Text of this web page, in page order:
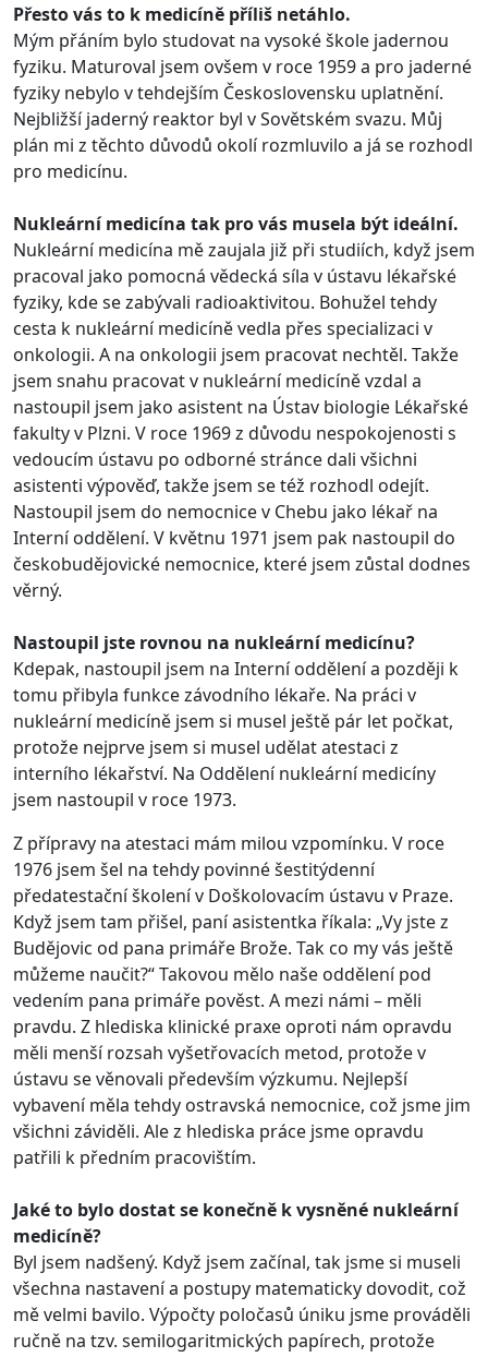
Přesto vás to k medicíně příliš netáhlo.
Mým přáním bylo studovat na vysoké škole jadernou
fyziku. Maturoval jsem ovšem v roce 1959 a pro jaderné
fyziky nebylo v tehdejším Československu uplatnění.
Nejbližší jaderný reaktor byl v Sovětském svazu. Můj
plán mi z těchto důvodů okolí rozmluvilo a já se rozhodl
pro medicínu.
Nukleární medicína tak pro vás musela být ideální.
Nukleární medicína mě zaujala již při studiích, když jsem
pracoval jako pomocná vědecká síla v ústavu lékařské
fyziky, kde se zabývali radioaktivitou. Bohužel tehdy
cesta k nukleární medicíně vedla přes specializaci v
onkologii. A na onkologii jsem pracovat nechtěl. Takže
jsem snahu pracovat v nukleární medicíně vzdal a
nastoupil jsem jako asistent na Ústav biologie Lékařské
fakulty v Plzni. V roce 1969 z důvodu nespokojenosti s
vedoucím ústavu po odborné stránce dali všichni
asistenti výpověď, takže jsem se též rozhodl odejít.
Nastoupil jsem do nemocnice v Chebu jako lékař na
Interní oddělení. V květnu 1971 jsem pak nastoupil do
českobudějovické nemocnice, které jsem zůstal dodnes
věrný.
Nastoupil jste rovnou na nukleární medicínu?
Kdepak, nastoupil jsem na Interní oddělení a později k
tomu přibyla funkce závodního lékaře. Na práci v
nukleární medicíně jsem si musel ještě pár let počkat,
protože nejprve jsem si musel udělat atestaci z
interního lékařství. Na Oddělení nukleární medicíny
jsem nastoupil v roce 1973.
Z přípravy na atestaci mám milou vzpomínku. V roce
1976 jsem šel na tehdy povinné šestitýdenní
předatestační školení v Doškolovacím ústavu v Praze.
Když jsem tam přišel, paní asistentka říkala: „Vy jste z
Budějovic od pana primáře Brože. Tak co my vás ještě
můžeme naučit?“ Takovou mělo naše oddělení pod
vedením pana primáře pověst. A mezi námi – měli
pravdu. Z hlediska klinické praxe oproti nám opravdu
měli menší rozsah vyšetřovacích metod, protože v
ústavu se věnovali především výzkumu. Nejlepší
vybavení měla tehdy ostravská nemocnice, což jsme jim
všichni záviděli. Ale z hlediska práce jsme opravdu
patřili k předním pracovištím.
Jaké to bylo dostat se konečně k vysněné nukleární
medicíně?
Byl jsem nadšený. Když jsem začínal, tak jsme si museli
všechna nastavení a postupy matematicky dovodit, což
mě velmi bavilo. Výpočty poločasů úniku jsme prováděli
ručně na tzv. semilogaritmických papírech, protože